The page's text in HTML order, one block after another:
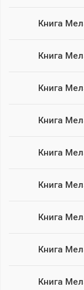
Книга
Книга
Книга
Книга
Книга
Книга
Книга
Книга
Книга